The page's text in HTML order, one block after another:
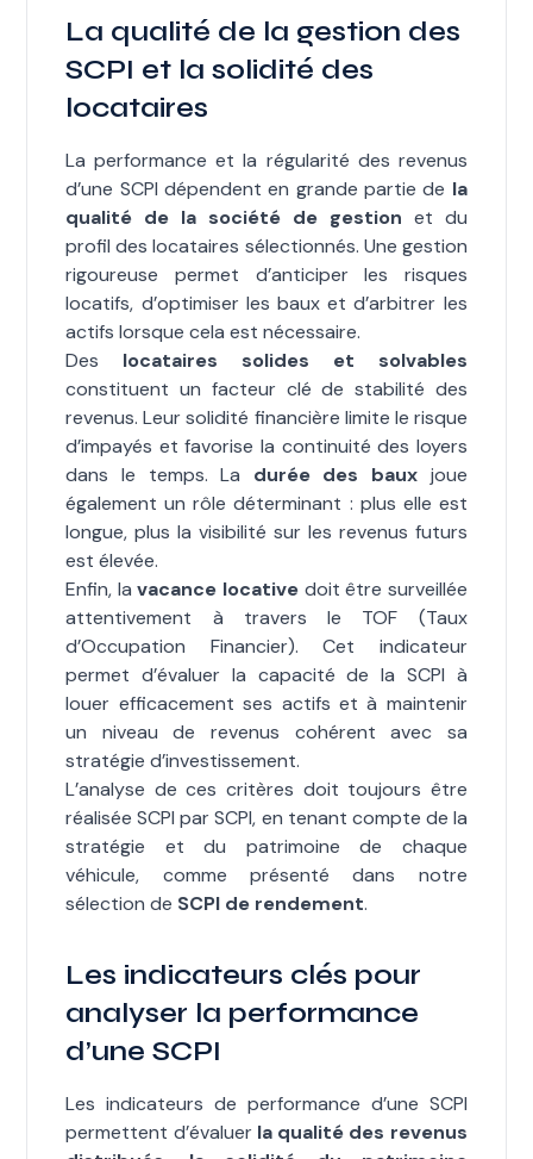
La qualité de la gestion des
SCPI et la solidité des
locataires
La performance et la régularité des revenus
d’une SCPI dépendent en grande partie de la
qualité de la société de gestion et du
profil des locataires sélectionnés. Une gestion
rigoureuse permet d’anticiper les risques
locatifs, d’optimiser les baux et d’arbitrer les
actifs lorsque cela est nécessaire.
Des locataires solides et solvables
constituent un facteur clé de stabilité des
revenus. Leur solidité financière limite le risque
d’impayés et favorise la continuité des loyers
dans le temps. La durée des baux joue
également un rôle déterminant : plus elle est
longue, plus la visibilité sur les revenus futurs
est élevée.
Enfin, lavacance locative doit être surveillée
attentivement à travers le TOF (Taux
d’Occupation Financier). Cet indicateur
permet d’évaluer la capacité de la SCPI à
louer efficacement ses actifs et à maintenir
un niveau de revenus cohérent avec sa
stratégie d’investissement.
L’analyse de ces critères doit toujours être
réalisée SCPI par SCPI, en tenant compte de la
stratégie et du patrimoine de chaque
véhicule, comme présenté dans notre
sélection de SCPI de rendement.
Les indicateurs clés pour
analyser la performance
d’une SCPI
Les indicateurs de performance d’une SCPI
permettent d’évaluer la qualité des revenus